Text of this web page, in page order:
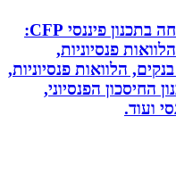
תכנון פיננסי - גדי ברקאי מומחה בתכנון פיננסי CFP:
פנסיוניות,
פנסיוניות,
הפנסיוני,